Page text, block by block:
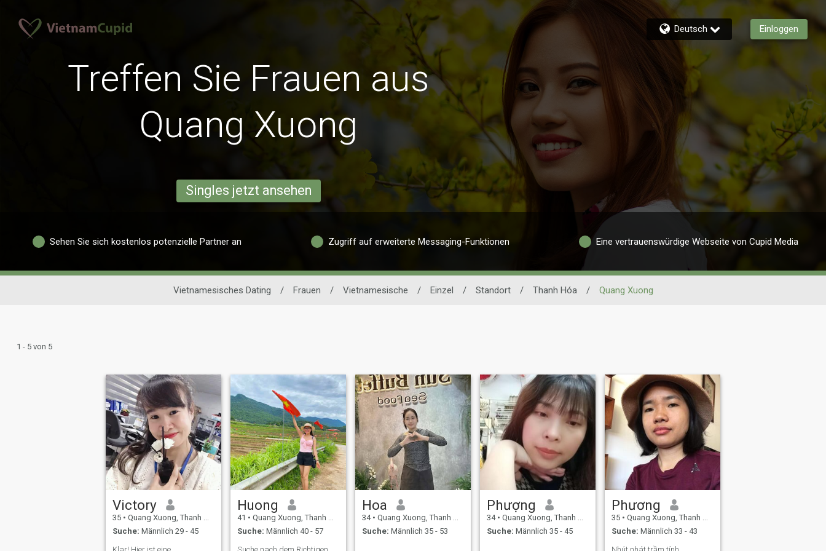
Deutsch Einloggen
Treffen Sie Frauen aus
Quang Xuong
Singles jetzt ansehen
Sehen Sie sich kostenlos potenzielle Partner an Zugriff auf erweiterte Messaging-Funktionen Eine vertrauenswürdige Webseite von Cupid Media
Vietnamesisches Dating / Frauen / Vietnamesische / Einzel / Standort / Thanh Hóa / Quang Xuong
1 - 5 von 5
Victory
35 • Quang Xuong, Thanh Hóa, Vietnam
Suche: Männlich 29 - 45
Huong
41 • Quang Xuong, Thanh Hóa, Vietnam
Suche: Männlich 40 - 57
Hoa
34 • Quang Xuong, Thanh Hóa, Vietnam
Suche: Männlich 35 - 53
Phượng
34 • Quang Xuong, Thanh Hóa, Vietnam
Suche: Männlich 35 - 45
Phương
35 • Quang Xuong, Thanh Hóa, Vietnam
Suche: Männlich 33 - 43